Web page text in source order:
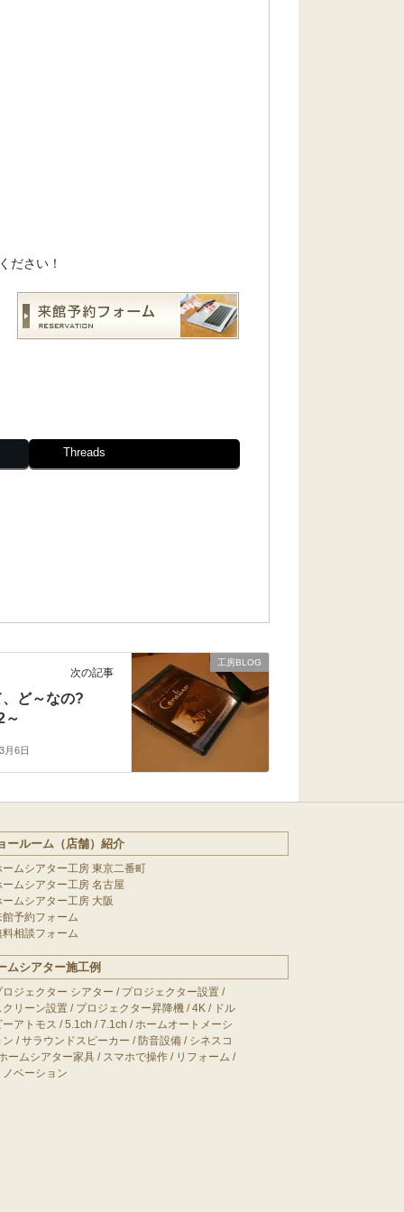
ださい！
Threads
工房BLOG
次の記事
、ど～なの?
～
月6日
ールーム（店舗）紹介
ームシアター工房 東京二番町
ームシアター工房 名古屋
ームシアター工房 大阪
館予約フォーム
料相談フォーム
ムシアター施工例
ロジェクター シアター / プロジェクター設置/
クリーン設置/ プロジェクター昇降機/4K/ ドル
ーアトモス /5.1ch /7.1ch /ホームオートメーシ
ン /サラウンドスピーカー / 防音設備/ シネスコ
ームシアター家具/ スマホで操作/ リフォーム /
ノベーション